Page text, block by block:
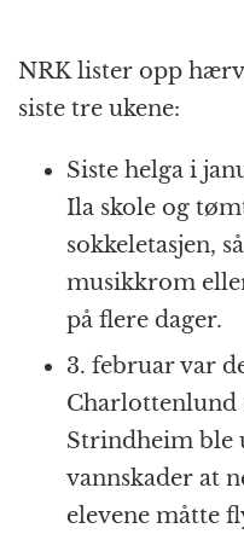
NRK lister opp
siste tre ukene:
Siste helga i
Ila skole og
sokkeletasjen,
musikkrom
på flere dager.
3. februar var
Charlottenlund
Strindheim ble
vannskader at
elevene måtte